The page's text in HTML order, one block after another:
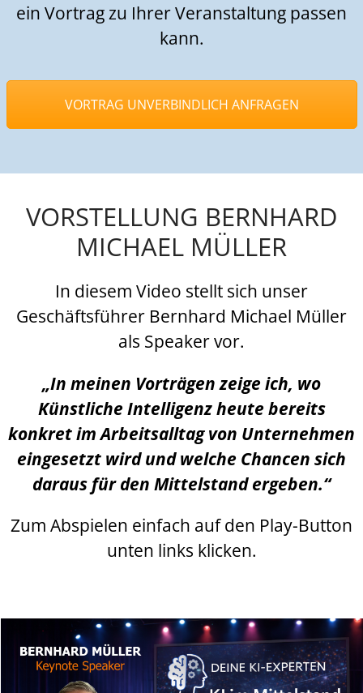
ein Vortrag zu Ihrer Veranstaltung passen
kann.
VORTRAG UNVERBINDLICH ANFRAGEN
VORSTELLUNG BERNHARD
MICHAEL MÜLLER
In diesem Video stellt sich unser
Geschäftsführer Bernhard Michael Müller
als Speaker vor.
„In meinen Vorträgen zeige ich, wo
Künstliche Intelligenz heute bereits
konkret im Arbeitsalltag von Unternehmen
eingesetzt wird und welche Chancen sich
daraus für den Mittelstand ergeben.“
Zum Abspielen einfach auf den Play-Button
unten links klicken.